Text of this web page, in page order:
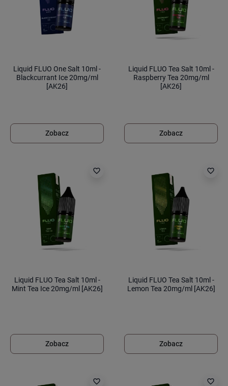
Liquid FLUO One Salt 10ml -
Blackcurrant Ice 20mg/ml
[AK26]
Zobacz
Liquid FLUO Tea Salt 10ml -
Raspberry Tea 20mg/ml
[AK26]
Zobacz
favorite_border
Liquid FLUO Tea Salt 10ml -
Mint Tea Ice 20mg/ml [AK26]
Zobacz
favorite_border
Liquid FLUO Tea Salt 10ml -
Lemon Tea 20mg/ml [AK26]
Zobacz
favorite_border favorite_border